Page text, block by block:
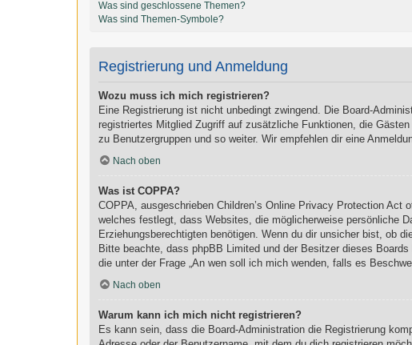
Was sind geschlossene Themen?
Was sind Themen-Symbole?
Registrierung und Anmeldung
Wozu muss ich mich registrieren?
Eine Registrierung ist nicht unbedingt zwingend. Die Board-
registriertes Mitglied Zugriff auf zusätzliche Funktionen, die
zu Benutzergruppen und so weiter. Wir empfehlen dir eine
Nach oben
Was ist COPPA?
COPPA, ausgeschrieben Children’s Online Privacy Protection
welches festlegt, dass Websites, die möglicherweise persönliche
Erziehungsberechtigten benötigen. Wenn du dir unsicher bist, ob
Bitte beachte, dass phpBB Limited und der Besitzer dieses
die unter der Frage „An wen soll ich mich wenden, falls es
Nach oben
Warum kann ich mich nicht registrieren?
Es kann sein, dass die Board-Administration die Registrierung